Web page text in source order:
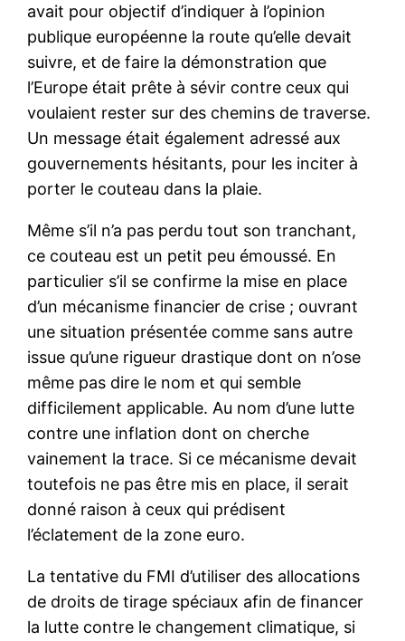
avait pour objectif d’indiquer à l’opinion
publique européenne la route qu’elle devait
suivre, et de faire la démonstration que
l’Europe était prête à sévir contre ceux qui
voulaient rester sur des chemins de traverse.
Un message était également adressé aux
gouvernements hésitants, pour les inciter à
porter le couteau dans la plaie.
Même s’il n’a pas perdu tout son tranchant,
ce couteau est un petit peu émoussé. En
particulier s’il se confirme la mise en place
d’un mécanisme financier de crise ; ouvrant
une situation présentée comme sans autre
issue qu’une rigueur drastique dont on n’ose
même pas dire le nom et qui semble
difficilement applicable. Au nom d’une lutte
contre une inflation dont on cherche
vainement la trace. Si ce mécanisme devait
toutefois ne pas être mis en place, il serait
donné raison à ceux qui prédisent
l’éclatement de la zone euro.
La tentative du FMI d’utiliser des allocations
de droits de tirage spéciaux afin de financer
la lutte contre le changement climatique, si